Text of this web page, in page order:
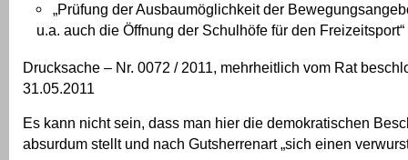
„Prüfung der Ausbaumöglichkeit der
u.a. auch die Öffnung der Schulhöfe für den Freizeitsport“
Drucksache – Nr. 0072 / 2011, mehrheitlich vom Rat
31.05.2011
Es kann nicht sein, dass man hier die demokratischen
absurdum stellt und nach Gutsherrenart „sich einen